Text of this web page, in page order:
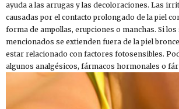
ayuda a las arrugas y las decoloraciones. Las
causadas por el contacto prolongado de la piel
forma de ampollas, erupciones o manchas. Si
mencionados se extienden fuera de la piel
estar relacionado con factores fotosensibles.
algunos analgésicos, fármacos hormonales o